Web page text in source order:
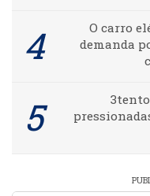
O carro
demanda